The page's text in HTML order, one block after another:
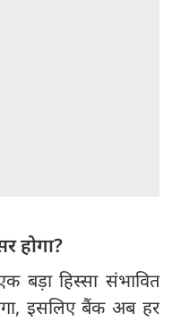
होगा?
बड़ा हिस्सा संभावित
इसलिए बैंक अब हर